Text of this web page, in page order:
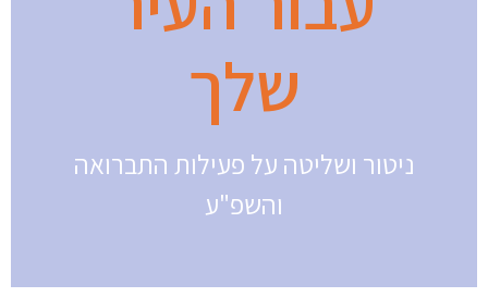
שלך
ניטור ושליטה על פעילות התברואה
והשפ"ע